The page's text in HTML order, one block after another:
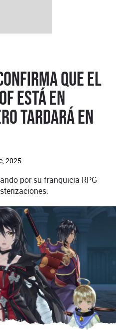
que el
está en
tardará en
2025
por su franquicia RPG